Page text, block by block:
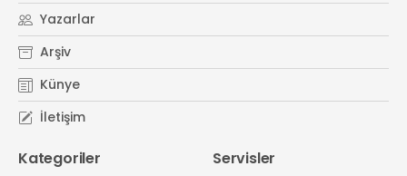
Yazarlar
Arşiv
Künye
İletişim
Kategoriler Servisler